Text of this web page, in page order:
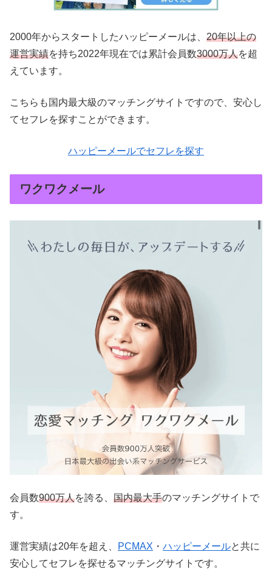
2000年からスタートしたハッピーメールは、 20年以上の
運営実績を持ち2022年現在では累計会員数3000万人を超
えています。
こちらも国内最大級のマッチングサイトですので、安心し
てセフレを探すことができます。
ハッピーメールでセフレを探す
ワクワクメール
会員数900万人を誇る、 国内最大手のマッチングサイトで
す。
運営実績は20年を超え、 PCMAX ・ ハッピーメールと共に
安心してセフレを探せるマッチングサイトです。